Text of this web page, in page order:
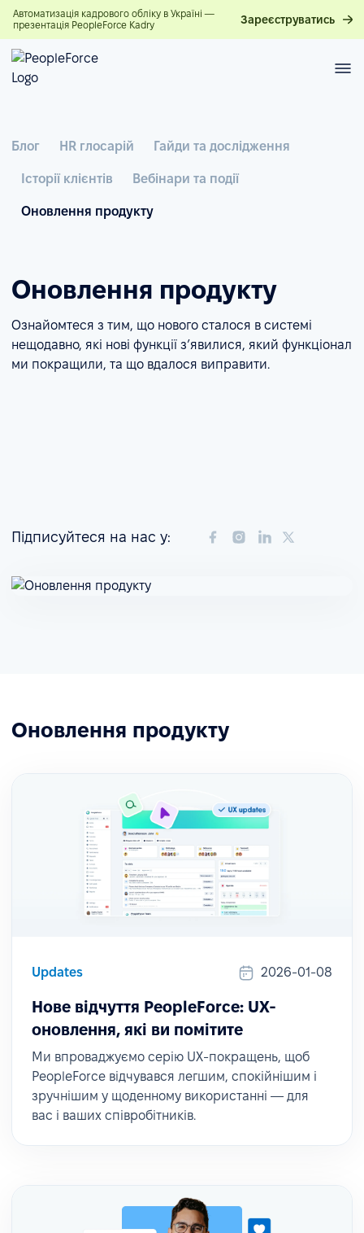
Автоматизація кадрового обліку в Україні —
презентація PeopleForce Kadry
Зареєструватись
Блог HR глосарій Гайди та дослідження
Історії клієнтів Вебінари та події
Оновлення продукту
Оновлення продукту
Ознайомтеся з тим, що нового сталося в системі
нещодавно, які нові функції з’явилися, який функціонал
ми покращили, та що вдалося виправити.
Підписуйтеся на нас у:
Оновлення продукту
Updates 2026-01-08
Нове відчуття PeopleForce: UX-
оновлення, які ви помітите
Ми впроваджуємо серію UX-покращень, щоб
PeopleForce відчувався легшим, спокійнішим і
зручнішим у щоденному використанні — для
вас і ваших співробітників.